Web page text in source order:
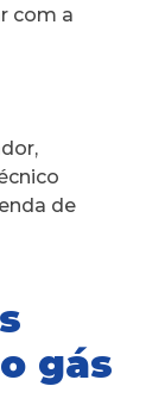
com a
de
gás